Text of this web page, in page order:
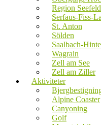
Region
Serfaus-Fiss-
St. Anton
Sölden
Saalbach-
Wagrain
Zell am See
Zell am Ziller
Aktiviteter
Alpine Coaster
Canyoning
Golf